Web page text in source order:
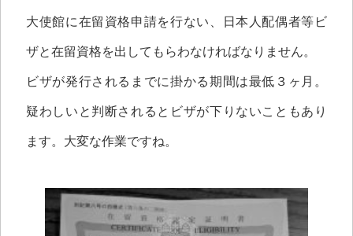
大使館に在留資格申請を行ない、日本人配偶者等ビ
ザと在留資格を出してもらわなければなりません。
ビザが発行されるまでに掛かる期間は最低３ヶ月。
疑わしいと判断されるとビザが下りないこともあり
ます。大変な作業ですね。